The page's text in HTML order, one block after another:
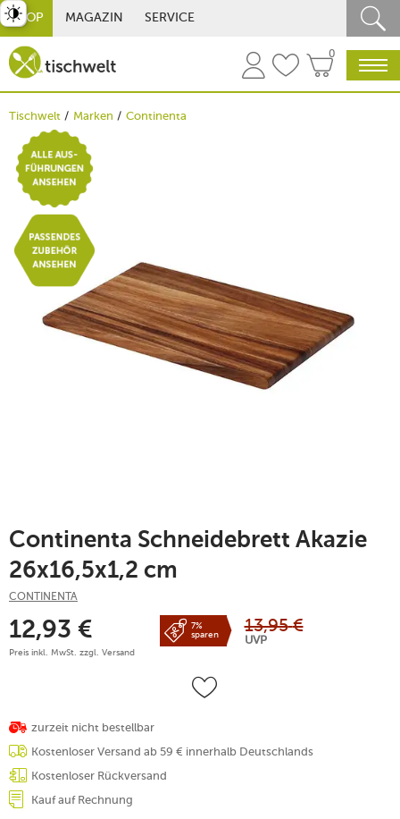
SHOP MAGAZIN SERVICE
0
Tischwelt Marken Continenta
Continenta Schneidebrett Akazie
26x16,5x1,2 cm
CONTINENTA
12,93 €
Preis inkl. MwSt. zzgl. Versand
7%
sparen
13,95 €
UVP
zurzeit nicht bestellbar
Kostenloser Versand ab 59 € innerhalb Deutschlands
Kostenloser Rückversand
Kauf auf Rechnung
umschalten